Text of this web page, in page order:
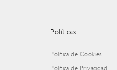
Políticas
Política de Cookies
Política de Privacidad